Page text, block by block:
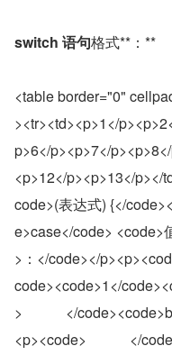
switch 语句格式**：**
<table border="0"
><tr><td><p>1</
p>6</p><p>7</
<p>12</p><p>13</p></
code>(表达式) {</code></
e>case</code>
>：</code></
code><code>1</
>            </
<p><code>